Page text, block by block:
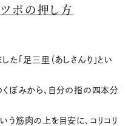
ボの押し方
「足三里（あしさんり」とい
ぼみから、自分の指の四本分
筋肉の上を目安に、コリコリ